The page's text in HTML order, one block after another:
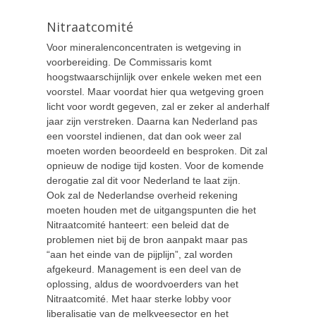
Nitraatcomité
Voor mineralenconcentraten is wetgeving in
voorbereiding. De Commissaris komt
hoogstwaarschijnlijk over enkele weken met een
voorstel. Maar voordat hier qua wetgeving groen
licht voor wordt gegeven, zal er zeker al anderhalf
jaar zijn verstreken. Daarna kan Nederland pas
een voorstel indienen, dat dan ook weer zal
moeten worden beoordeeld en besproken. Dit zal
opnieuw de nodige tijd kosten. Voor de komende
derogatie zal dit voor Nederland te laat zijn.
Ook zal de Nederlandse overheid rekening
moeten houden met de uitgangspunten die het
Nitraatcomité hanteert: een beleid dat de
problemen niet bij de bron aanpakt maar pas
“aan het einde van de pijplijn”, zal worden
afgekeurd. Management is een deel van de
oplossing, aldus de woordvoerders van het
Nitraatcomité. Met haar sterke lobby voor
liberalisatie van de melkveesector en het